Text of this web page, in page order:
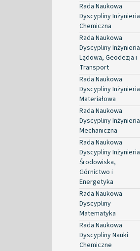
Rada Naukowa
Dyscypliny Inżynieria
Chemiczna
Rada Naukowa
Dyscypliny Inżynieria
Lądowa, Geodezja i
Transport
Rada Naukowa
Dyscypliny Inżynieria
Materiałowa
Rada Naukowa
Dyscypliny Inżynieria
Mechaniczna
Rada Naukowa
Dyscypliny Inżynieria
Środowiska,
Górnictwo i
Energetyka
Rada Naukowa
Dyscypliny
Matematyka
Rada Naukowa
Dyscypliny Nauki
Chemiczne